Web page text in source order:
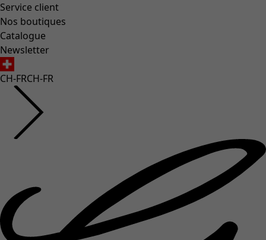
Service client
Nos boutiques
Catalogue
Newsletter
CH-FRCH-FR